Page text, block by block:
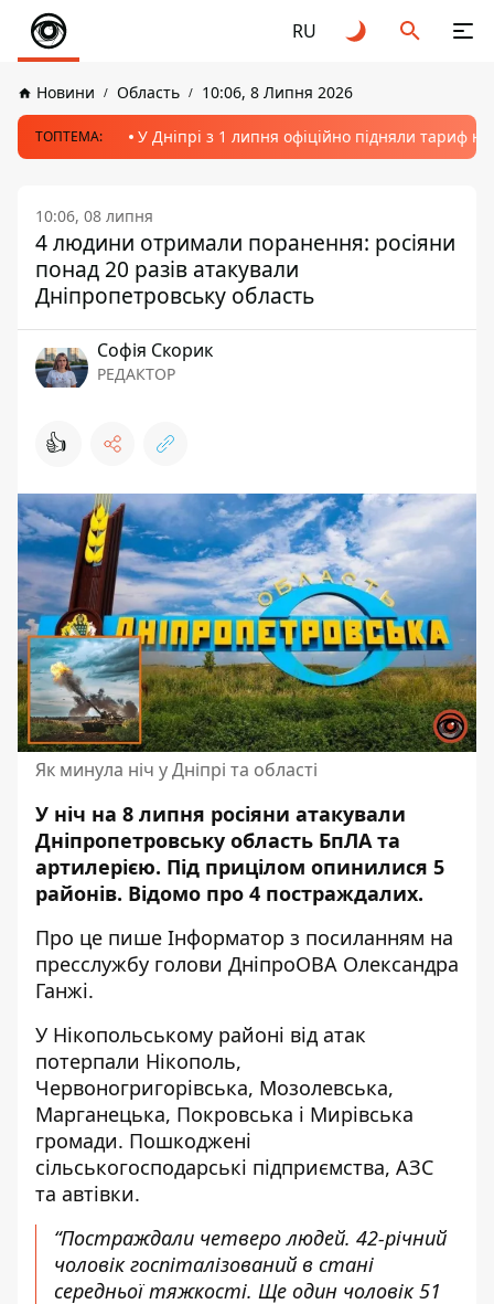
RU
Новини Область 10:06, 8 Липня 2026
ТОПТЕМА: У Дніпрі з 1 липня офіційно підняли тариф
10:06, 08 липня
4 людини отримали поранення: росіяни
понад 20 разів атакували
Дніпропетровську область
Софія Скорик
РЕДАКТОР
👍
Як минула ніч у Дніпрі та області
У ніч на 8 липня росіяни атакували
Дніпропетровську область БпЛА та
артилерією. Під прицілом опинилися 5
районів. Відомо про 4 постраждалих.
Про це пише Інформатор з посиланням на
пресслужбу голови ДніпроОВА Олександра
Ганжі.
У Нікопольському районі від атак
потерпали Нікополь,
Червоногригорівська, Мозолевська,
Марганецька, Покровська і Мирівська
громади. Пошкоджені
сільськогосподарські підприємства, АЗС
та автівки.
“Постраждали четверо людей. 42-річний
чоловік госпіталізований в стані
середньої тяжкості. Ще один чоловік 51